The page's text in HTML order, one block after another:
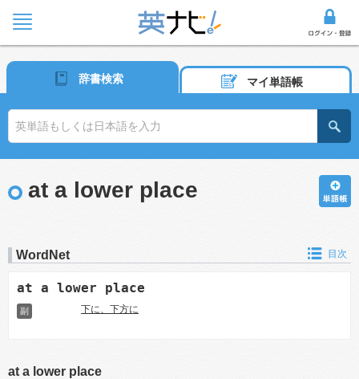
辞書検索 マイ単語帳
at a lower place
WordNet 目次
at a lower place
副 下に、下方に
at a lower place